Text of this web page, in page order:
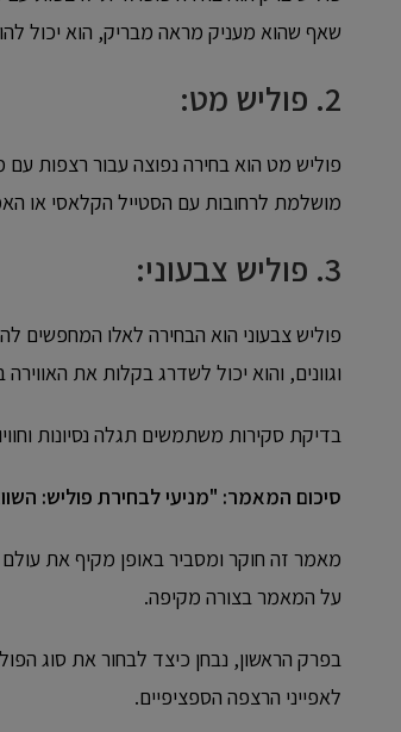
שאף שהוא מעניק מראה מבריק, הוא יכול
2. פוליש מט:
פוליש מט הוא בחירה נפוצה עבור רצפות עם
מושלמת לרחובות עם הסטייל הקלאסי או
3. פוליש צבעוני:
פוליש צבעוני הוא הבחירה לאלו המחפשים
וגוונים, והוא יכול לשדרג בקלות את
בדיקת סקירות משתמשים תגלה נסיונות
סיכום המאמר: "מניעי לבחירת פוליש:
מאמר זה חוקר ומסביר באופן מקיף את
על המאמר בצורה מקיפה.
בפרק הראשון, נבחן כיצד לבחור את סוג
לאפייני הרצפה הספציפיים.